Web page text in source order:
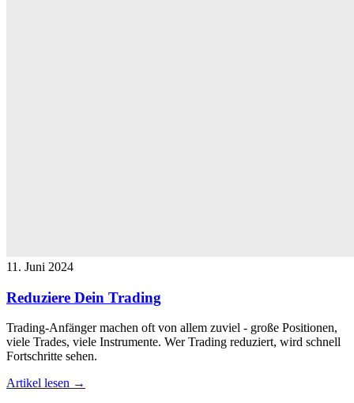
11. Juni 2024
Reduziere Dein Trading
Trading-Anfänger machen oft von allem zuviel - große Positionen,
viele Trades, viele Instrumente. Wer Trading reduziert, wird schnell
Fortschritte sehen.
Artikel lesen →